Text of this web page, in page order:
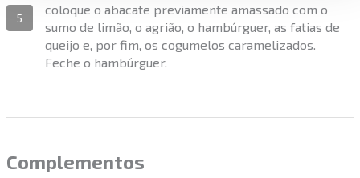
5
coloque o abacate previamente amassado com o
sumo de limão, o agrião, o hambúrguer, as fatias de
queijo e, por fim, os cogumelos caramelizados.
Feche o hambúrguer.
Complementos